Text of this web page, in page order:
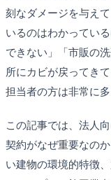
刻なダメージを与え
いるのはわかってい
できない」「市販の
所にカビが戻ってき
担当者の方は非常に
この記事では、法人
契約がなぜ重要なの
い建物の環境的特徴